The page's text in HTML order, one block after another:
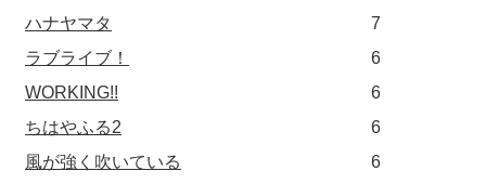
ハナヤマタ
7
ラブライブ！
6
WORKING!!
6
ちはやふる2
6
風が強く吹いている
6